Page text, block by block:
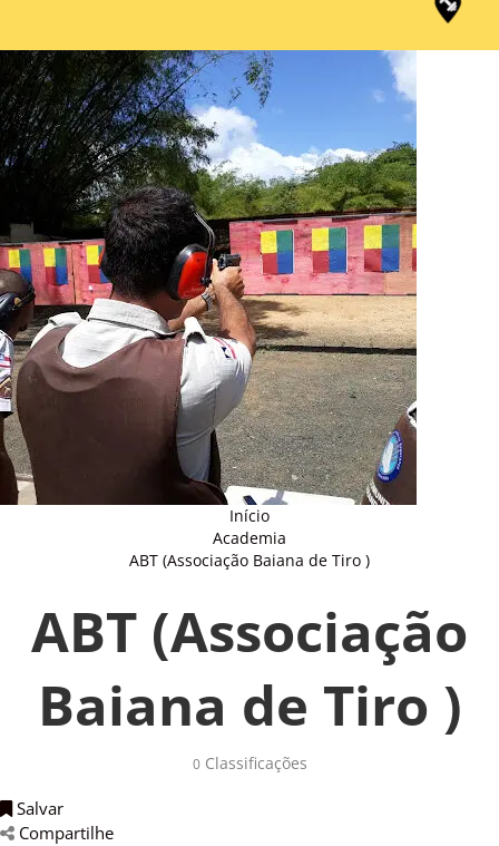
Início
Academia
ABT (Associação Baiana de Tiro )
ABT (Associação
Baiana de Tiro )
0Classificações
Salvar
Compartilhe